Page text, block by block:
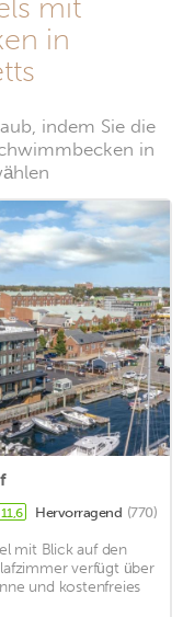
mit
in
indem Sie die
in
11,6 Hervorragend (770)
mit Blick auf den
verfügt über
und kostenfreies